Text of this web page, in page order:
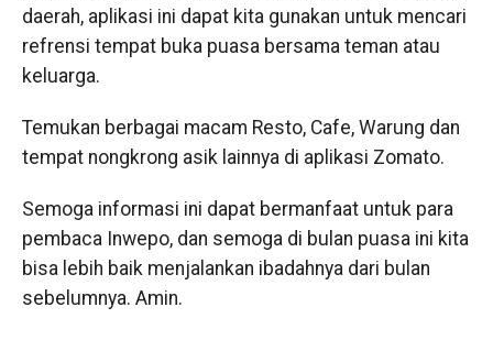
daerah, aplikasi ini dapat kita gunakan untuk mencari
refrensi tempat buka puasa bersama teman atau
keluarga.
Temukan berbagai macam Resto, Cafe, Warung dan
tempat nongkrong asik lainnya di aplikasi Zomato.
Semoga informasi ini dapat bermanfaat untuk para
pembaca Inwepo, dan semoga di bulan puasa ini kita
bisa lebih baik menjalankan ibadahnya dari bulan
sebelumnya. Amin.